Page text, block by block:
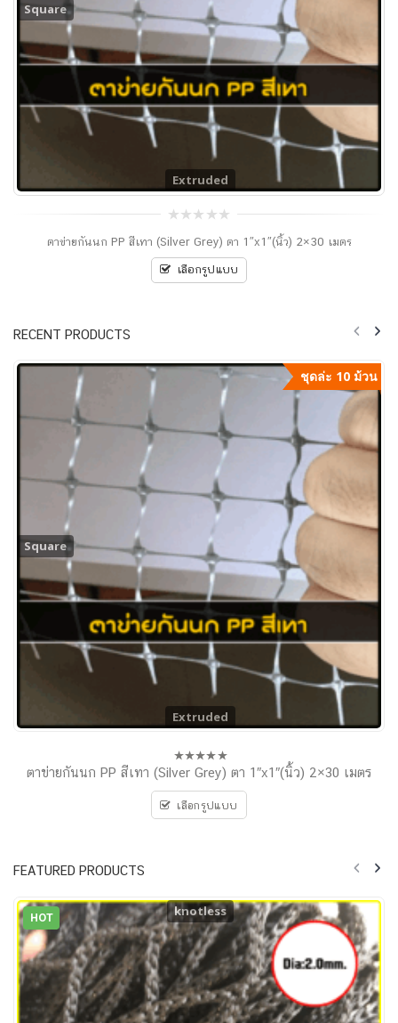
Extruded
Square
out
5
ตาข่ายกันนก PP สีเทา (Silver Grey) ตา 1″x1″(นิ้ว) 2×30 เมตร
เลือกรูปแบบ
RECENT PRODUCTS
Extruded
ชุดล่ะ 10 ม้วน
Square
0
5
ตาข่ายกันนก PP สีเทา (Silver Grey) ตา 1″x1″(นิ้ว) 2×30 เมตร
เลือกรูปแบบ
FEATURED PRODUCTS
HOT knotless